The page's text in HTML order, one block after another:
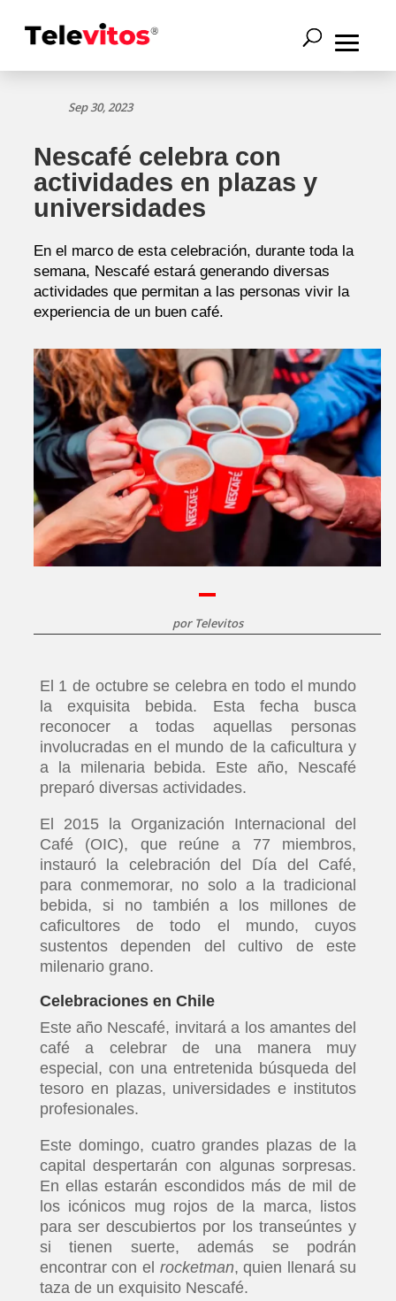
Sep 30, 2023
Nescafé celebra con
actividades en plazas y
universidades
En el marco de esta celebración, durante toda la
semana, Nescafé estará generando diversas
actividades que permitan a las personas vivir la
experiencia de un buen café.
por Televitos
El 1 de octubre se celebra en todo el mundo
la exquisita bebida. Esta fecha busca
reconocer a todas aquellas personas
involucradas en el mundo de la caficultura y
a la milenaria bebida. Este año, Nescafé
preparó diversas actividades.
El 2015 la Organización Internacional del
Café (OIC), que reúne a 77 miembros,
instauró la celebración del Día del Café,
para conmemorar, no solo a la tradicional
bebida, si no también a los millones de
caficultores de todo el mundo, cuyos
sustentos dependen del cultivo de este
milenario grano.
Celebraciones en Chile
Este año Nescafé, invitará a los amantes del
café a celebrar de una manera muy
especial, con una entretenida búsqueda del
tesoro en plazas, universidades e institutos
profesionales.
Este domingo, cuatro grandes plazas de la
capital despertarán con algunas sorpresas.
En ellas estarán escondidos más de mil de
los icónicos mug rojos de la marca, listos
para ser descubiertos por los transeúntes y
si tienen suerte, además se podrán
encontrar con el rocketman, quien llenará su
taza de un exquisito Nescafé.